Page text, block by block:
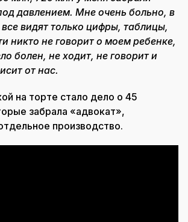
давлением. Мне очень больно, в
видят только цифры, таблицы,
никто не говорит о моем ребенке,
болен, не ходит, не говорит и
от нас.
на торте стало дело о 45
забрала «адвокат»,
производство.